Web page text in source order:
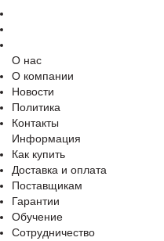
О нас
О компании
Новости
Политика
Контакты
Информация
Как купить
Доставка и оплата
Поставщикам
Гарантии
Обучение
Сотрудничество